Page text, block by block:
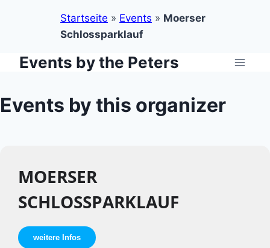
Startseite » Events » Moerser
Schlossparklauf
ZumEvents by the Peters
Events by this organizer
MOERSER
SCHLOSSPARKLAUF
weitere Infos